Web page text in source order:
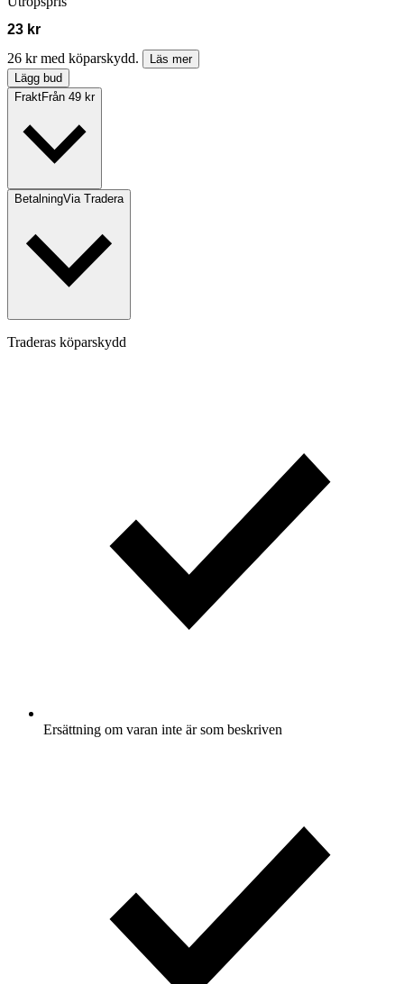
23 kr
26 kr med köparskydd.
Läs mer
Lägg bud
FraktFrån 49 kr
BetalningVia Tradera
Traderas köparskydd
Ersättning om varan inte är som beskriven